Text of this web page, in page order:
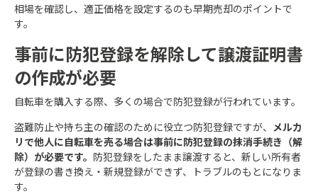
相場を確認し、適正価格を設定するのも早期売却のポイントで
す。
事前に防犯登録を解除して譲渡証明書
の作成が必要
自転車を購入する際、多くの場合で防犯登録が行われています。
盗難防止や持ち主の確認のために役立つ防犯登録ですが、 メルカ
リで他人に自転車を売る場合は事前に防犯登録の抹消手続き（解
除）が必要です。 防犯登録をしたまま譲渡すると、新しい所有者
が登録の書き換え・新規登録ができず、トラブルのもとになりま
す。​